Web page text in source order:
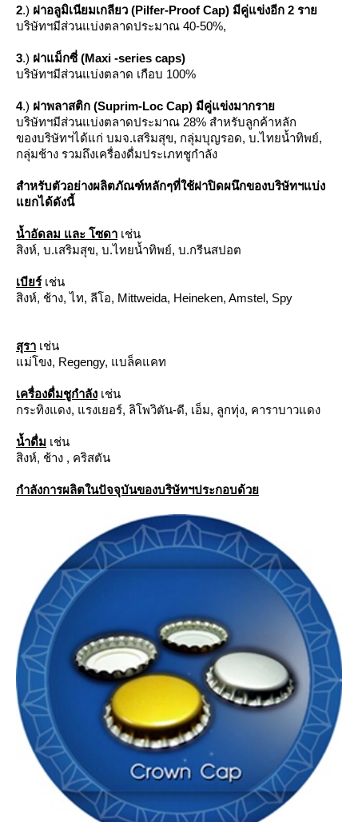
2.) ฝาอลูมิเนียมเกลียว (Pilfer-Proof Cap) มีคู่แข่งอีก 2 รา
บริษัทฯมีส่วนแบ่งตลาดประมาณ 40-50%,
3.) ฝาแม็กซี่ (Maxi -series caps)
บริษัทฯมีส่วนแบ่งตลาด เกือบ 100%
4.) ฝาพลาสติก (Suprim-Loc Cap) มีคู่แข่งมากรา
บริษัทฯมีส่วนแบ่งตลาดประมาณ 28% สำหรับลูกค้าหลัก
ของบริษัทฯได้แก่ บมจ.เสริมสุข, กลุ่มบุญรอด, บ.ไทยน้ำทิพย์,
กลุ่มช้าง รวมถึงเครื่องดื่มประเภทชูกำลัง
สำหรับตัวอย่างผลิตภัณฑ์หลักๆที่ใช้ฝาปิดผนึกของบริษัทฯแบ่ง
กได้ดังนี้
น้ำอัดลม และ โซดา เช่น
สิงห์, บ.เสริมสุข, บ.ไทยน้ำทิพย์, บ.กรีนสปอต
เบียร์เช่น
สิงห์, ช้าง, ไท, ลีโอ, Mittweida, Heineken, Amstel, Spy
สุรา เช่น
ม่โขง, Regengy, แบล็คแคท
เครื่องดื่มชูกำลัง เช่น
กระทิงแดง, แรงเยอร์, ลิโพวิตัน-ดี, เอ็ม, ลูกทุ่ง, คาราบาวแดง
น้ำดื่ม เช่น
สิงห์, ช้าง , คริสตัน
กำลังการผลิตในปัจจุบันของบริษัทฯประกอบด้ว